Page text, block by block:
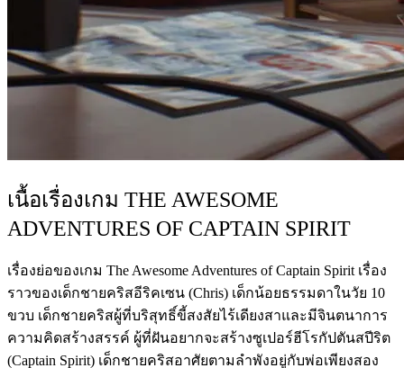
เนื้อเรื่องเกม THE AWESOME
ADVENTURES OF CAPTAIN SPIRIT
เรื่องย่อของเกม The Awesome Adventures of Captain Spirit เรื่อง
ราวของเด็กชายคริสอีริคเซน (Chris) เด็กน้อยธรรมดาในวัย 10
ขวบ เด็กชายคริสผู้ที่บริสุทธิ์ขี้สงสัยไร้เดียงสาและมีจินตนาการ
ความคิดสร้างสรรค์ ผู้ที่ฝันอยากจะสร้างซูเปอร์ฮีโรกัปตันสปีริต
(Captain Spirit) เด็กชายคริสอาศัยตามลำพังอยู่กับพ่อเพียงสอง